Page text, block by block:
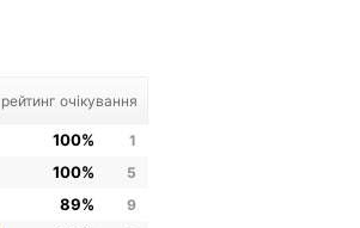
рейтинг очікування
100% 1
100% 5
89% 9